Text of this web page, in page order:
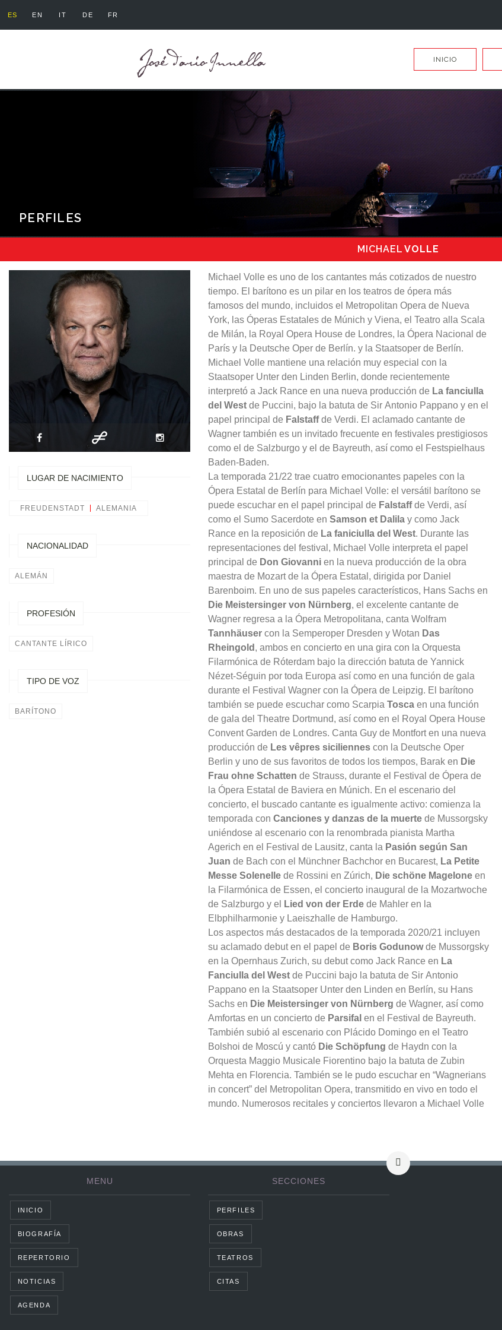
ES EN IT DE FR
INICIO
PERFILES
MICHAELVOLLE
LUGAR DE NACIMIENTO
FREUDENSTADT ALEMANIA
NACIONALIDAD
ALEMÁN
PROFESIÓN
CANTANTE LÍRICO
TIPO DE VOZ
BARÍTONO
Michael Volle es uno de los cantantes más cotizados de nuestro
tiempo. El barítono es un pilar en los teatros de ópera más
famosos del mundo, incluidos el Metropolitan Opera de Nueva
York, las Óperas Estatales de Múnich y Viena, el Teatro alla Scala
de Milán, la Royal Opera House de Londres, la Ópera Nacional de
París y la Deutsche Oper de Berlín. y la Staatsoper de Berlín.
Michael Volle mantiene una relación muy especial con la
Staatsoper Unter den Linden Berlin, donde recientemente
interpretó a Jack Rance en una nueva producción de La fanciulla
del West de Puccini, bajo la batuta de Sir Antonio Pappano y en el
papel principal de Falstaffde Verdi. El aclamado cantante de
Wagner también es un invitado frecuente en festivales prestigiosos
como el de Salzburgo y el de Bayreuth, así como el Festspielhaus
Baden-Baden.
La temporada 21/22 trae cuatro emocionantes papeles con la
Ópera Estatal de Berlín para Michael Volle: el versátil barítono se
puede escuchar en el papel principal de Falstaffde Verdi, así
como el Sumo Sacerdote en Samson et Dalila y como Jack
Rance en la reposición de La faniciulla del West. Durante las
representaciones del festival, Michael Volle interpreta el papel
principal de Don Giovanni en la nueva producción de la obra
maestra de Mozart de la Ópera Estatal, dirigida por Daniel
Barenboim. En uno de sus papeles característicos, Hans Sachs en
Die Meistersinger von Nürnberg, el excelente cantante de
Wagner regresa a la Ópera Metropolitana, canta Wolfram
Tannhäuser con la Semperoper Dresden y Wotan Das
Rheingold , ambos en concierto en una gira con la Orquesta
Filarmónica de Róterdam bajo la dirección batuta de Yannick
Nézet-Séguin por toda Europa así como en una función de gala
durante el Festival Wagner con la Ópera de Leipzig. El barítono
también se puede escuchar como Scarpia Tosca en una función
de gala del Theatre Dortmund, así como en el Royal Opera House
Convent Garden de Londres. Canta Guy de Montfort en una nueva
producción de Les vêpres siciliennes con la Deutsche Oper
Berlin y uno de sus favoritos de todos los tiempos, Barak en Die
Frau ohne Schatten de Strauss, durante el Festival de Ópera de
la Ópera Estatal de Baviera en Múnich. En el escenario del
concierto, el buscado cantante es igualmente activo: comienza la
temporada con Canciones y danzas de la muerte de Mussorgsky
uniéndose al escenario con la renombrada pianista Martha
Agerich en el Festival de Lausitz, canta la Pasión según San
Juan de Bach con el Münchner Bachchor en Bucarest, La Petite
Messe Solenelle de Rossini en Zúrich, Die schöne Magelone en
la Filarmónica de Essen, el concierto inaugural de la Mozartwoche
de Salzburgo y el
Lied von der Erde de Mahler en la
Elbphilharmonie y Laeiszhalle de Hamburgo.
Los aspectos más destacados de la temporada 2020/21 incluyen
su aclamado debut en el papel de Boris Godunowde Mussorgsky
en la Opernhaus Zurich, su debut como Jack Rance en La
Fanciulla del West de Puccini bajo la batuta de Sir Antonio
Pappano en la Staatsoper Unter den Linden en Berlín, su Hans
Sachs en Die Meistersinger von Nürnberg de Wagner, así como
Amfortas en un concierto de Parsifal en el Festival de Bayreuth.
También subió al escenario con Plácido Domingo en el Teatro
Bolshoi de Moscú y cantó Die Schöpfung de Haydn con la
Orquesta Maggio Musicale Fiorentino bajo la batuta de Zubin
Mehta en Florencia. También se le pudo escuchar en “Wagnerians
in concert” del Metropolitan Opera, transmitido en vivo en todo el
mundo. Numerosos recitales y conciertos llevaron a Michael Volle
MENU
INICIO
BIOGRAFÍA
REPERTORIO
NOTICIAS
AGENDA
SECCIONES
PERFILES
OBRAS
TEATROS
CITAS